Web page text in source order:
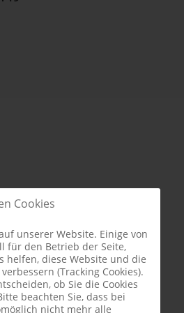
Cookies
unserer Website. Einige von
für den Betrieb der Seite,
helfen, diese Website und die
(Tracking Cookies).
ob Sie die Cookies
beachten Sie, dass bei
nicht mehr alle